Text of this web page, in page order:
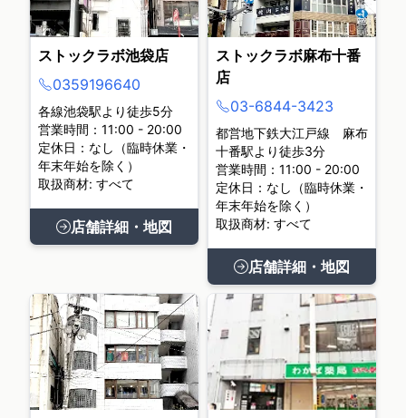
ストックラボ池袋店
0359196640
各線池袋駅より徒歩5分
営業時間：11:00 - 20:00
定休日：なし（臨時休業・
年末年始を除く）
取扱商材: すべて
店舗詳細・地図
ストックラボ麻布十番
店
03-6844-3423
都営地下鉄大江戸線 麻布
十番駅より徒歩3分
営業時間：11:00 - 20:00
定休日：なし（臨時休業・
年末年始を除く）
取扱商材: すべて
店舗詳細・地図